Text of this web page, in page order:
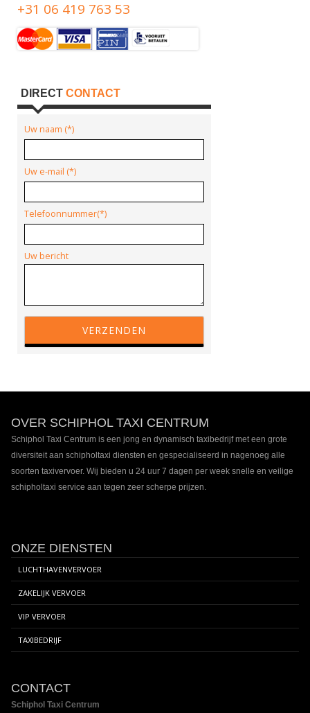
+31 06 419 763 53
DIRECT CONTACT
Uw naam (*)
Uw e-mail (*)
Telefoonnummer(*)
Uw bericht
Footer
inhoud
OVER SCHIPHOL TAXI CENTRUM
Schiphol Taxi Centrum is een jong en dynamisch taxibedrijf met een grote
diversiteit aan schipholtaxi diensten en gespecialiseerd in nagenoeg alle
soorten taxivervoer. Wij bieden u 24 uur 7 dagen per week snelle en veilige
schipholtaxi service aan tegen zeer scherpe prijzen.
ONZE DIENSTEN
LUCHTHAVENVERVOER
ZAKELIJK VERVOER
VIP VERVOER
TAXIBEDRIJF
CONTACT
Schiphol Taxi Centrum